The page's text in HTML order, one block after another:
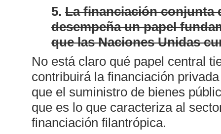
5. La financiación conjunta
desempeña un papel
que las Naciones Unidas
No está claro qué papel central
contribuirá la financiación
que el suministro de bienes
que es lo que caracteriza al
financiación filantrópica.